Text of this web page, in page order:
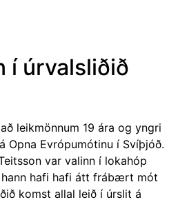
í úrvalsliðið
leikmönnum 19 ára og yngri
Opna Evrópumótinu í Svíþjóð.
var valinn í lokahóp
hann hafi hafi átt frábært mót
komst allal leið í úrslit á